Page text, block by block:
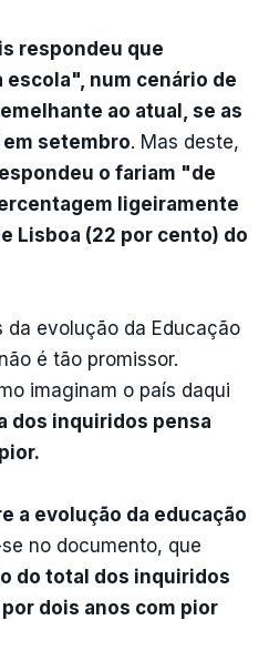
respondeu que
num cenário de
ao atual, se as
setembro. Mas deste,
o fariam "de
ligeiramente
Lisboa (22 por cento) do
evolução da Educação
é tão promissor.
imaginam o país daqui
dos inquiridos pensa
a evolução da educação
no documento, que
do total dos inquiridos
dois anos com pior